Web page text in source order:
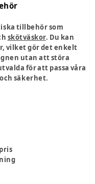
tillbehör som
skötväskor. Du kan
vilket gör det enkelt
utan att störa
för att passa våra
säkerhet.